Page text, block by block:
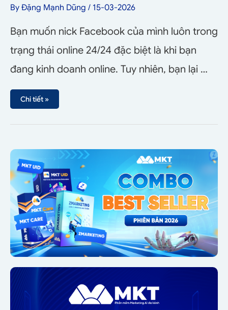
By Đặng Mạnh Dũng / 15-03-2026
Bạn muốn nick Facebook của mình luôn trong
trạng thái online 24/24 đặc biệt là khi bạn
đang kinh doanh online. Tuy nhiên, bạn lại …
Chi tiết »